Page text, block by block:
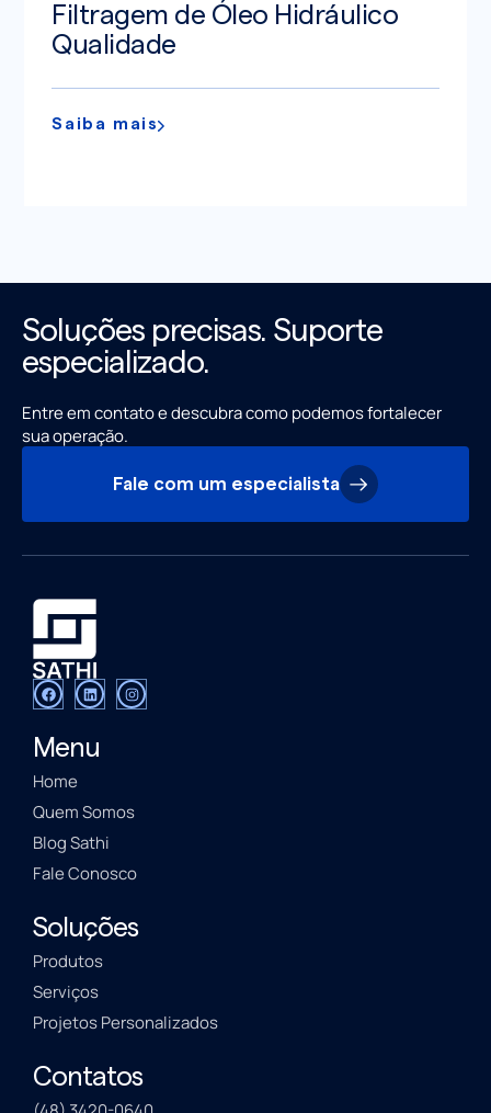
Filtragem de Óleo Hidráulico
Qualidade
Saiba mais
Soluções precisas. Suporte
especializado.
Entre em contato e descubra como podemos fortalecer
sua operação.
Fale com um especialista
Menu
Home
Quem Somos
Blog Sathi
Fale Conosco
Soluções
Produtos
Serviços
Projetos Personalizados
Contatos